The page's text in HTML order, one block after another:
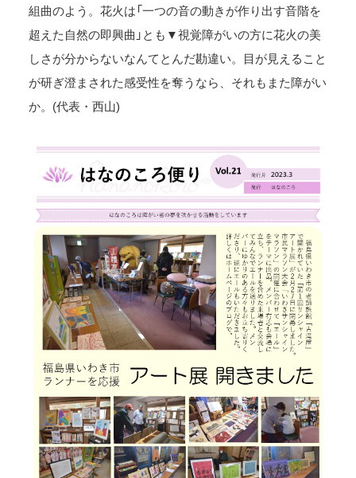
組曲のよう。花火は「一つの音の動きが作り出す音階を
超えた自然の即興曲」とも▼視覚障がいの方に花火の美
しさが分からないなんてとんだ勘違い。目が見えること
が研ぎ澄まされた感受性を奪うなら、それもまた障がい
か。(代表・西山)